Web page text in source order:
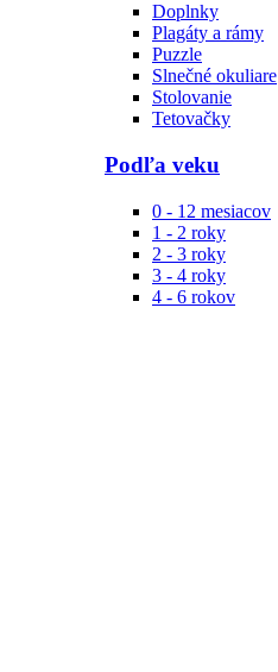
Doplnky
Plagáty a rámy
Puzzle
Slnečné okuliare
Stolovanie
Tetovačky
Podľa veku
0 - 12 mesiacov
1 - 2 roky
2 - 3 roky
3 - 4 roky
4 - 6 rokov